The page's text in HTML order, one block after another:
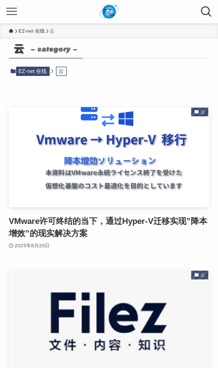
EZ-net 在线 云
云 – category –
EZ-net 在线 云
云
VMware许可终结的当下，通过Hyper-V迁移实现”降本
增效”的现实解决方案
2025年8月20日
云